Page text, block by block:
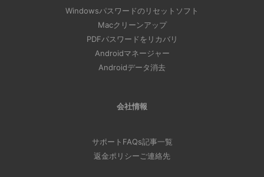
Windowsパスワードのリセットソフト
Macクリーンアップ
PDFパスワードをリカバリ
Androidマネージャー
Androidデータ消去
会社情報
サポート FAQs記事一覧
返金ポリシーご連絡先